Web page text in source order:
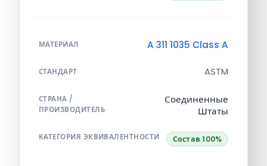
МАТЕРИАЛ A 311 1035 Class A
СТАНДАРТ ASTM
СТРАНА /
ПРОИЗВОДИТЕЛЬ
Соединенные
Штаты
КАТЕГОРИЯ ЭКВИВАЛЕНТНОСТИ Состав 100%